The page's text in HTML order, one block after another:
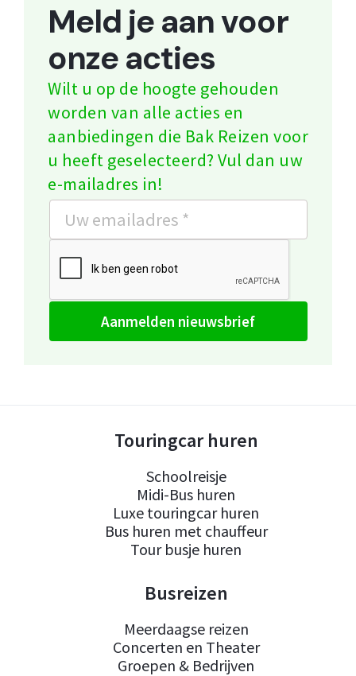
Meld je aan voor
onze acties
Wilt u op de hoogte gehouden
worden van alle acties en
aanbiedingen die Bak Reizen voor
u heeft geselecteerd? Vul dan uw
e-mailadres in!
aanmelden nieuwsbrief
Touringcar huren
Schoolreisje
Midi-Bus huren
Luxe touringcar huren
Bus huren met chauffeur
Tour busje huren
Busreizen
Meerdaagse reizen
Concerten en Theater
Groepen & Bedrijven